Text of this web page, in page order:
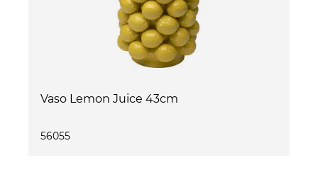
Vaso Lemon Juice 43cm
56055